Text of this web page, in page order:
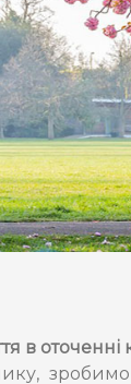
оточенні